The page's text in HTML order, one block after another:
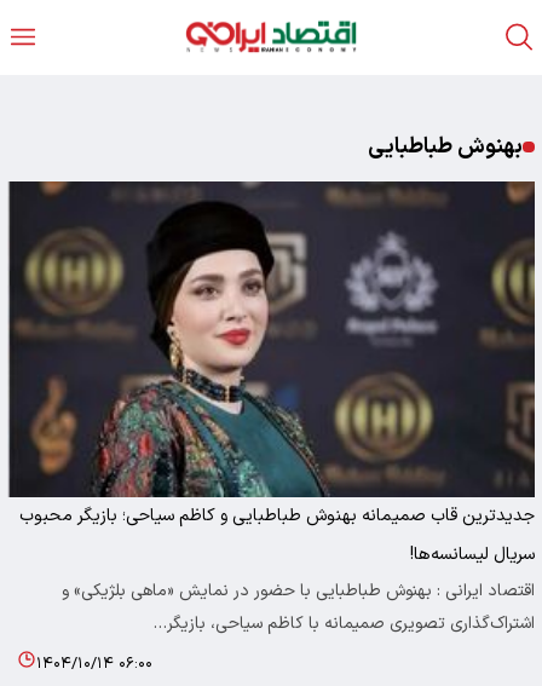
بهنوش طباطبایی
جدیدترین قاب صمیمانه بهنوش طباطبایی و کاظم سیاحی؛ بازیگر محبوب
سریال لیسانسه‌ها!
اقتصاد ایرانی : بهنوش طباطبایی با حضور در نمایش «ماهی بلژیکی» و
اشتراک‌گذاری تصویری صمیمانه با کاظم سیاحی، بازیگر…
۱۴۰۴/۱۰/۱۴ ۰۶:۰۰